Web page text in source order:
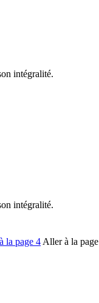
intégralité.
intégralité.
la page 4 Aller à la page